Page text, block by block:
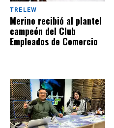
TRELEW
Merino recibió al plantel
campeón del Club
Empleados de Comercio